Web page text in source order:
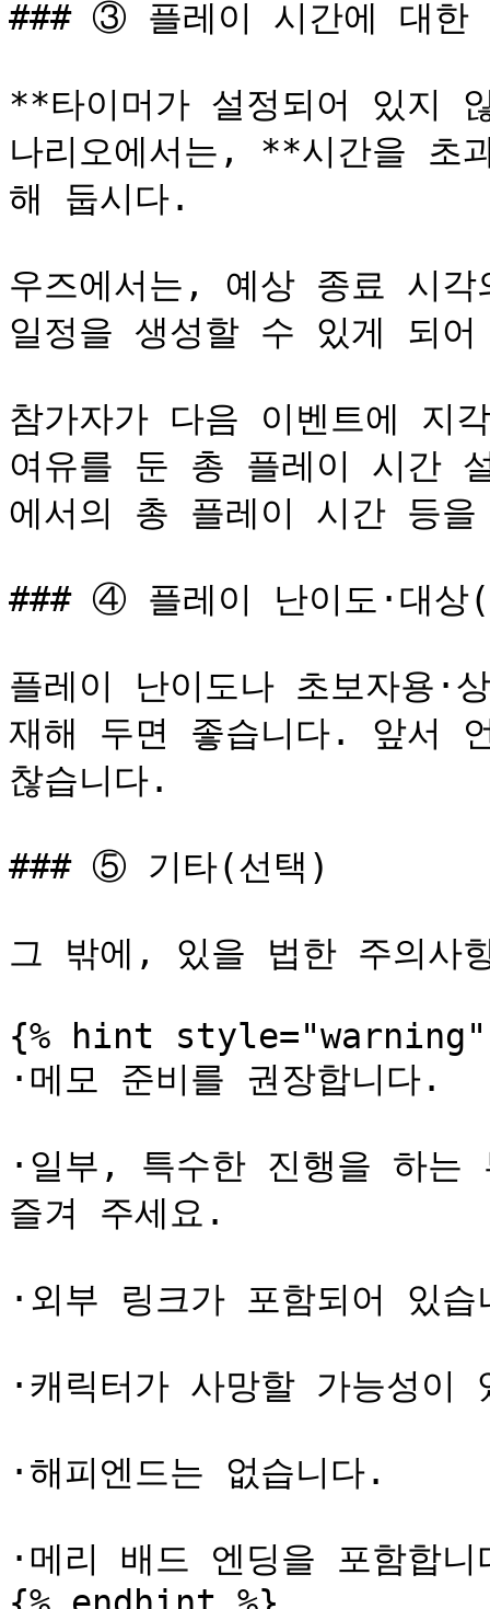
### ③ 플레이 시간에 대한
**타이머가 설정되어 있지
나리오에서는, **시간을 초
해 둡시다.
우즈에서는, 예상 종료 시
일정을 생성할 수 있게 되
참가자가 다음 이벤트에 지
여유를 둔 총 플레이 시간
에서의 총 플레이 시간 등
### ④ 플레이 난이도·대상
플레이 난이도나 초보자용·
재해 두면 좋습니다. 앞서
찮습니다.
### ⑤ 기타(선택)
그 밖에, 있을 법한 주의사
{% hint style="warning"
·메모 준비를 권장합니다.
·일부, 특수한 진행을 하는
즐겨 주세요.
·외부 링크가 포함되어 있
·캐릭터가 사망할 가능성이
·해피엔드는 없습니다.
·메리 배드 엔딩을 포함합